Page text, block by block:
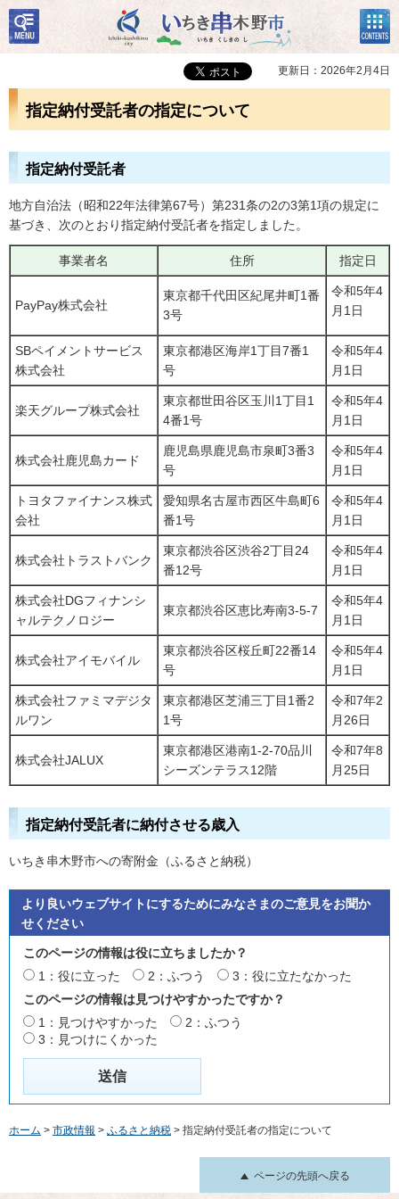
いちき串木野市
検
索・
共通
コン
テン
ツメ
ニュ
更新日：2026年2月4日
指定納付受託者の指定について
指定納付受託者
地方自治法（昭和22年法律第67号）第231条の2の3第1項の規定に
基づき、次のとおり指定納付受託者を指定しました。
事業者名 住所 指定日
PayPay株式会社
東京都千代田区紀尾井町1番
3号
令和5年4
月1日
SBペイメントサービス
株式会社
東京都港区海岸1丁目7番1
号
令和5年4
月1日
楽天グループ株式会社
東京都世田谷区玉川1丁目1
4番1号
令和5年4
月1日
株式会社鹿児島カード
鹿児島県鹿児島市泉町3番3
号
令和5年4
月1日
トヨタファイナンス株式
会社
愛知県名古屋市西区牛島町6
番1号
令和5年4
月1日
株式会社トラストバンク
東京都渋谷区渋谷2丁目24
番12号
令和5年4
月1日
株式会社DGフィナンシ
ャルテクノロジー
東京都渋谷区恵比寿南3-5-7
令和5年4
月1日
株式会社アイモバイル
東京都渋谷区桜丘町22番14
号
令和5年4
月1日
株式会社ファミマデジタ
ルワン
東京都港区芝浦三丁目1番2
1号
令和7年2
月26日
株式会社JALUX
東京都港区港南1-2-70品川
シーズンテラス12階
令和7年8
月25日
指定納付受託者に納付させる歳入
いちき串木野市への寄附金（ふるさと納税）
より良いウェブサイトにするためにみなさまのご意見をお聞か
せください
このページの情報は役に立ちましたか？
1：役に立った
2：ふつう
3：役に立たなかった
このページの情報は見つけやすかったですか？
1：見つけやすかった
2：ふつう
3：見つけにくかった
ホーム > 市政情報 > ふるさと納税 > 指定納付受託者の指定について
ページの先頭へ戻る